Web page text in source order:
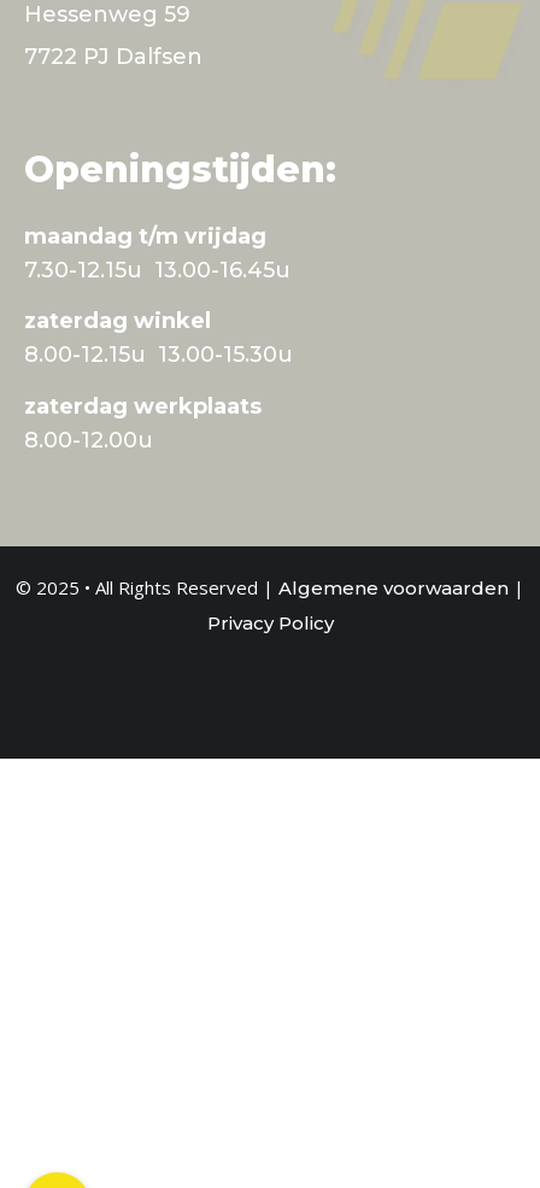
Hessenweg 59
7722 PJ Dalfsen
Openingstijden:
maandag t/m vrijdag
7.30-12.15u 13.00-16.45u
zaterdag winkel
8.00-12.15u 13.00-15.30u
zaterdag werkplaats
8.00-12.00u
© 2025 • All Rights Reserved | Algemene voorwaarden |
Privacy Policy